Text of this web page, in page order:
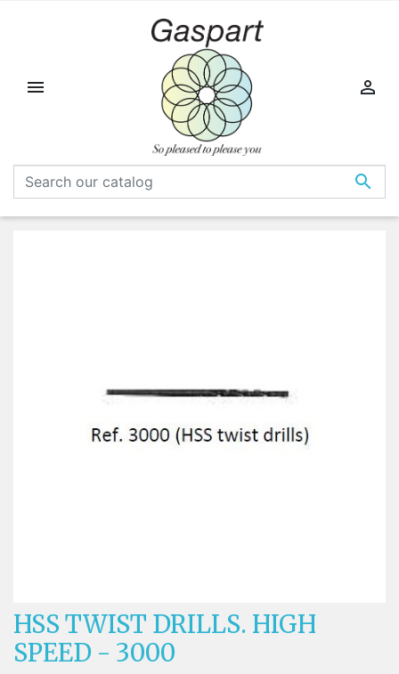



HSS TWIST DRILLS. HIGH
SPEED - 3000